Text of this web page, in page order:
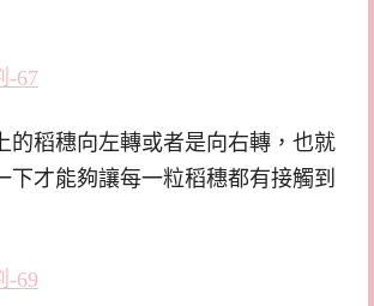
的稻穗向左轉或者是向右轉，也就
下才能夠讓每一粒稻穗都有接觸到